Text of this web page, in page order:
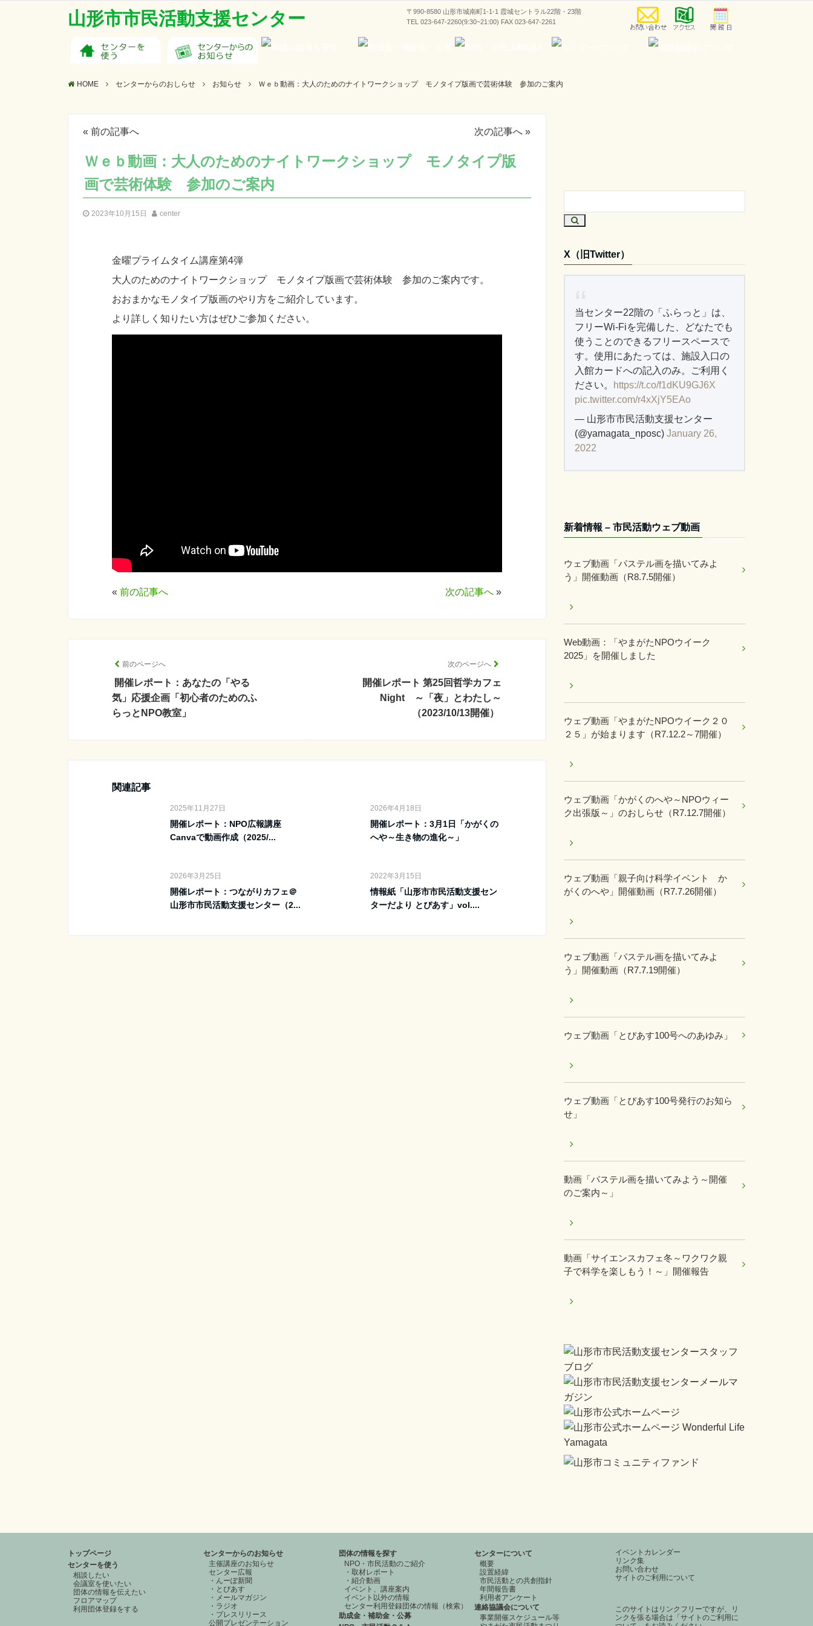
山形市市民活動支援センター
〒990-8580 山形市城南町1-1-1 霞城セントラル22階・23階
TEL 023-647-2260(9:30~21:00) FAX 023-647-2261
HOME センターからのおしらせ お知らせ Ｗｅｂ動画：大人のためのナイトワークショップ モノタイプ版画で芸術体験 参加のご案内
« 前の記事へ 次の記事へ »
Ｗｅｂ動画：大人のためのナイトワークショップ モノタイプ版
画で芸術体験 参加のご案内
2023年10月15日 center
金曜プライムタイム講座第4弾
大人のためのナイトワークショップ モノタイプ版画で芸術体験 参加のご案内です。
おおまかなモノタイプ版画のやり方をご紹介しています。
より詳しく知りたい方はぜひご参加ください。
« 前の記事へ 次の記事へ »
前のページへ
開催レポート：あなたの「やる
気」応援企画「初心者のためのふ
らっとNPO教室」
次のページへ
開催レポート 第25回哲学カフェ
Night ～「夜」とわたし～
（2023/10/13開催）
関連記事
2025年11月27日
開催レポート：NPO広報講座
Canvaで動画作成（2025/...
2026年4月18日
開催レポート：3月1日「かがくの
へや～生き物の進化～」
2026年3月25日
開催レポート：つながりカフェ＠
山形市市民活動支援センター（2...
2022年3月15日
情報紙「山形市市民活動支援セン
ターだより とぴあす」vol....
X（旧Twitter）
当センター22階の「ふらっと」は、
フリーWi-Fiを完備した、どなたでも
使うことのできるフリースペースで
す。使用にあたっては、施設入口の
入館カードへの記入のみ。ご利用く
ださい。
https://t.co/f1dKU9GJ6X
pic.twitter.com/r4xXjY5EAo
— 山形市市民活動支援センター
(@yamagata_nposc) January 26,
2022
新着情報 – 市民活動ウェブ動画
ウェブ動画「パステル画を描いてみよ
う」開催動画（R8.7.5開催）
Web動画：「やまがたNPOウイーク
2025」を開催しました
ウェブ動画「やまがたNPOウイーク２０
２５」が始まります（R7.12.2～7開催）
ウェブ動画「かがくのへや～NPOウィー
ク出張版～」のおしらせ（R7.12.7開催）
ウェブ動画「親子向け科学イベント か
がくのへや」開催動画（R7.7.26開催）
ウェブ動画「パステル画を描いてみよ
う」開催動画（R7.7.19開催）
ウェブ動画「とぴあす100号へのあゆみ」
ウェブ動画「とぴあす100号発行のお知ら
せ」
動画「パステル画を描いてみよう～開催
のご案内～」
動画「サイエンスカフェ冬～ワクワク親
子で科学を楽しもう！～」開催報告
トップページ
センターを使う
相談したい
会議室を使いたい
団体の情報を伝えたい
フロアマップ
利用団体登録をする
センターからのお知らせ
主催講座のお知らせ
センター広報
・んーぽ新聞
・とぴあす
・メールマガジン
・ラジオ
・プレスリリース
公開プレゼンテーション
団体の情報を探す
NPO・市民活動のご紹介
・取材レポート
・紹介動画
イベント、講座案内
イベント以外の情報
センター利用登録団体の情報（検索）
助成金・補助金・公募
センターについて
概要
設置経緯
市民活動との共創指針
年間報告書
利用者アンケート
連絡協議会について
事業開催スケジュール等
イベントカレンダー
リンク集
お問い合わせ
サイトのご利用について
このサイトはリンクフリーですが、リ
ンクを張る場合は 「サイトのご利用に